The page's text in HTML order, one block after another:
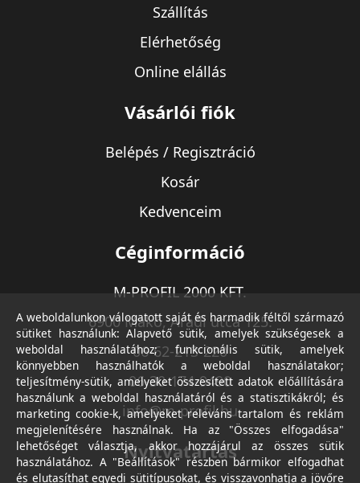
Szállítás
Elérhetőség
Online elállás
Vásárlói fiók
Belépés / Regisztráció
Kosár
Kedvenceim
Céginformáció
M-PROFIL 2000 KFT.
6900 Makó, Aradi utca 125.
06-62-213-220
06-30-174-9490
info@m-profil.hu
Nyitvatartás
A weboldalunkon válogatott saját és harmadik féltől származó
sütiket használunk: Alapvető sütik, amelyek szükségesek a
weboldal használatához; funkcionális sütik, amelyek
könnyebben használhatók a weboldal használatakor;
teljesítmény-sütik, amelyeket összesített adatok előállítására
használunk a weboldal használatáról és a statisztikákról; és
marketing cookie-k, amelyeket releváns tartalom és reklám
megjelenítésére használnak. Ha az "Összes elfogadása"
lehetőséget választja, akkor hozzájárul az összes sütik
használatához. A "Beállítások" részben bármikor elfogadhat
és elutasíthat egyedi sütitípusokat, és visszavonhatja a jövőre